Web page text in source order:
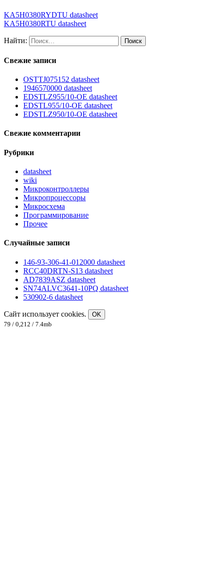
KA5H0380RYDTU datasheet
KA5H0380RTU datasheet
Найти:
Свежие записи
OSTTJ075152 datasheet
1946570000 datasheet
EDSTLZ955/10-OE datasheet
EDSTL955/10-OE datasheet
EDSTLZ950/10-OE datasheet
Свежие комментарии
Рубрики
datasheet
wiki
Микроконтроллеры
Микропроцессоры
Микросхема
Программирование
Прочее
Случайные записи
146-93-306-41-012000 datasheet
RCC40DRTN-S13 datasheet
AD7839ASZ datasheet
SN74ALVC3641-10PQ datasheet
530902-6 datasheet
Сайт использует cookies.
OK
79 / 0,212 / 7.4mb